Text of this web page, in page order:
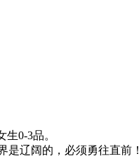
0-3品。
辽阔的，必须勇往直前！